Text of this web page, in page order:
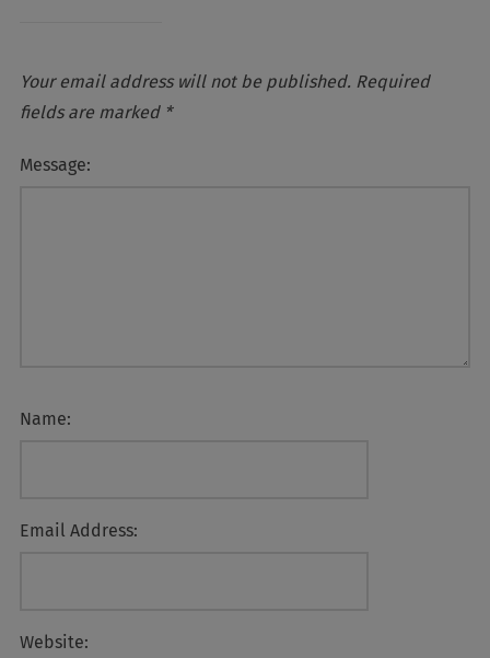
Your email address will not be published. Required
fields are marked *
Message:
Name:
Email Address:
Website: